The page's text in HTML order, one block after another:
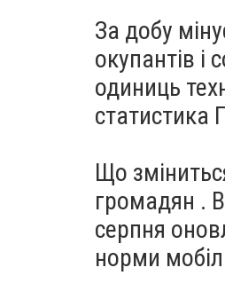
За добу
окупантів і
одиниць
статистика
Що
громадян . В
серпня
норми